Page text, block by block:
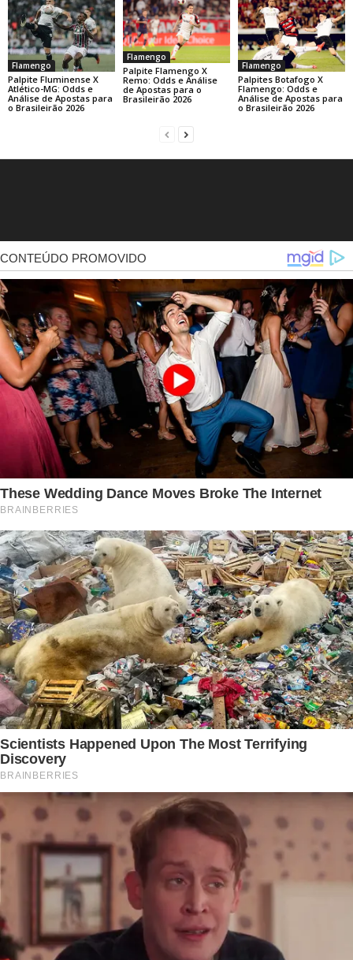
Flamengo
Palpite Fluminense X
Atlético-MG: Odds e
Análise de Apostas para
o Brasileirão 2026
Flamengo
Palpite Flamengo X
Remo: Odds e Análise
de Apostas para o
Brasileirão 2026
Flamengo
Palpites Botafogo X
Flamengo: Odds e
Análise de Apostas para
o Brasileirão 2026